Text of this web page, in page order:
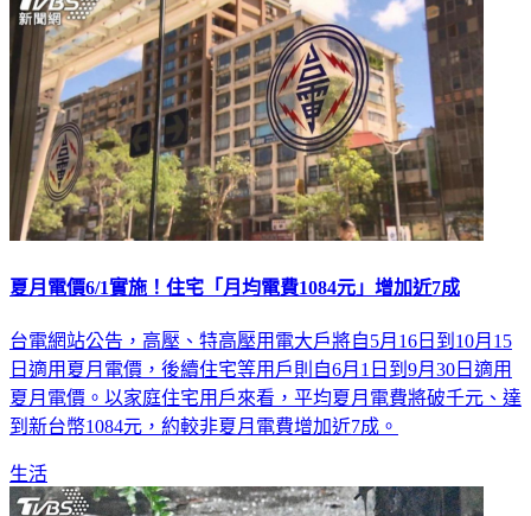
夏月電價6/1實施！住宅「月均電費1084元」增加近7成
台電網站公告，高壓、特高壓用電大戶將自5月16日到10月15
日適用夏月電價，後續住宅等用戶則自6月1日到9月30日適用
夏月電價。以家庭住宅用戶來看，平均夏月電費將破千元、達
到新台幣1084元，約較非夏月電費增加近7成。
生活